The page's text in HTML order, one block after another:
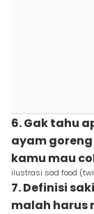
6. Gak tahu
ayam
kamu mau
ilustrasi sad food
7. Definisi
malah harus